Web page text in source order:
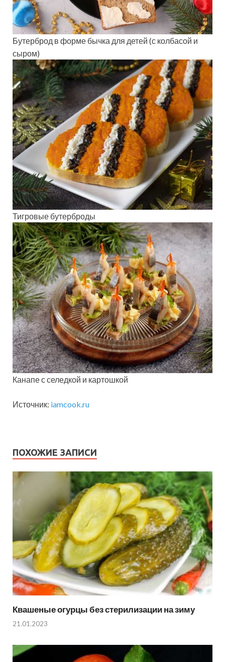
Бутерброд в форме бычка для детей (с колбасой и
сыром)
Тигровые бутерброды
Канапе с селедкой и картошкой
Источник: iamcook.ru
ПОХОЖИЕ ЗАПИСИ
Квашеные огурцы без стерилизации на зиму
21.01.2023